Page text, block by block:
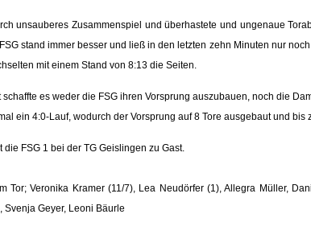
unsauberes Zusammenspiel und überhastete und ungenaue
stand immer besser und ließ in den letzten zehn Minuten nur
mit einem Stand von 8:13 die Seiten.
es weder die FSG ihren Vorsprung auszubauen, noch die
ein 4:0-Lauf, wodurch der Vorsprung auf 8 Tore ausgebaut und bis
FSG 1 bei der TG Geislingen zu Gast.
Tor; Veronika Kramer (11/7), Lea Neudörfer (1), Allegra Müller,
Svenja Geyer, Leoni Bäurle